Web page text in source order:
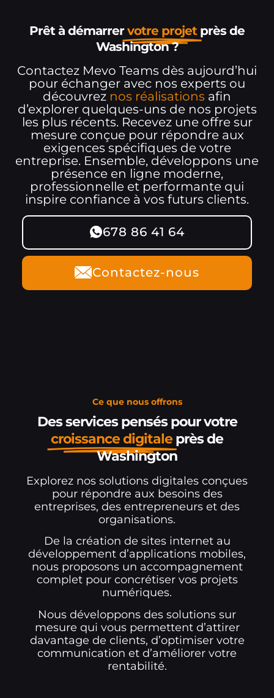
Prêt à démarrervotre projet près de
Washington ?
Contactez Mevo Teams dès aujourd’hui
pour échanger avec nos experts ou
découvrez nos réalisations afin
d’explorer quelques-uns de nos projets
les plus récents. Recevez une offre sur
mesure conçue pour répondre aux
exigences spécifiques de votre
entreprise. Ensemble, développons une
présence en ligne moderne,
professionnelle et performante qui
inspire confiance à vos futurs clients.
678 86 41 64
Contactez-nous
Ce que nous offrons
Des services pensés pour votre
croissance digitale près de
Washington
Explorez nos solutions digitales conçues
pour répondre aux besoins des
entreprises, des entrepreneurs et des
organisations.
De la création de sites internet au
développement d’applications mobiles,
nous proposons un accompagnement
complet pour concrétiser vos projets
numériques.
Nous développons des solutions sur
mesure qui vous permettent d’attirer
davantage de clients, d’optimiser votre
communication et d’améliorer votre
rentabilité.